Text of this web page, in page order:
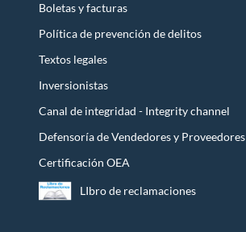
Boletas y facturas
Política de prevención de delitos
Textos legales
Inversionistas
Canal de integridad - Integrity channel
Defensoría de Vendedores y Proveedores
Certificación OEA
LIbro de reclamaciones